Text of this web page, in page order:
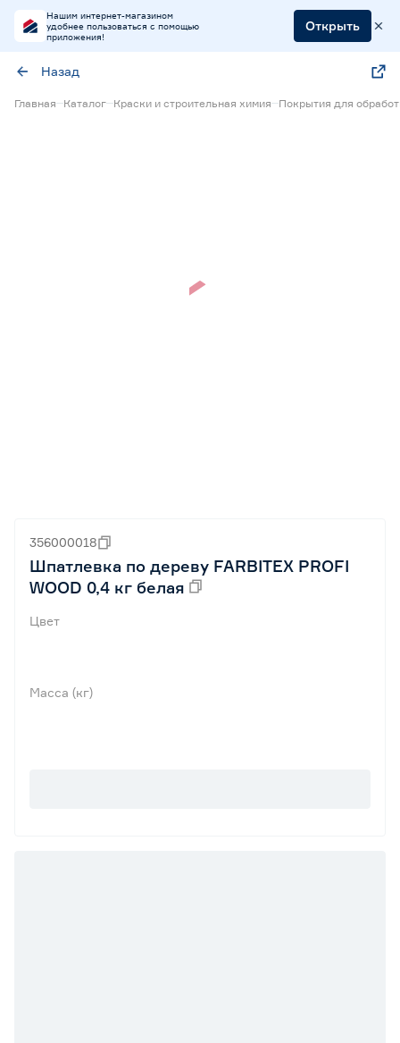
Нашим интернет-магазином
удобнее пользоваться с помощью
приложения!
Открыть
Назад
Главная Каталог Краски и строительная химия Покрытия для
356000018
Шпатлевка по дереву FARBITEX PROFI
WOOD 0,4 кг белая
Цвет
Масса (кг)